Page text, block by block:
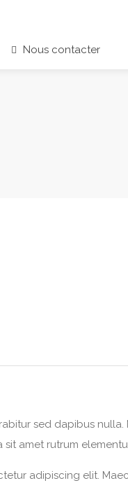
Nous contacter
sed dapibus
amet rutrum
adipiscing elit.